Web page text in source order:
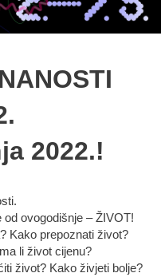
2022.!
od ovogodišnje – ŽIVOT!
Kako prepoznati život?
li život cijenu?
život? Kako živjeti bolje?